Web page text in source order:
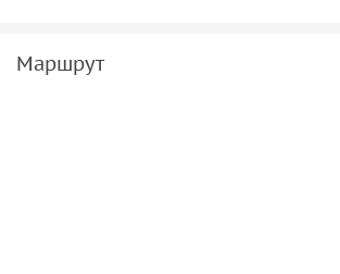
Маршрут